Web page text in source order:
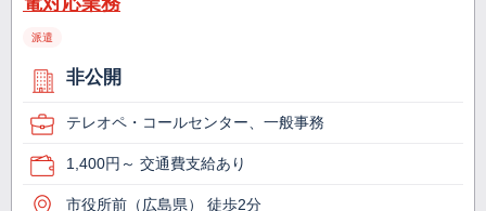
派遣
非公開
テレオペ・コールセンター、一般事務
1,400円～ 交通費支給あり
市役所前（広島県） 徒歩2分